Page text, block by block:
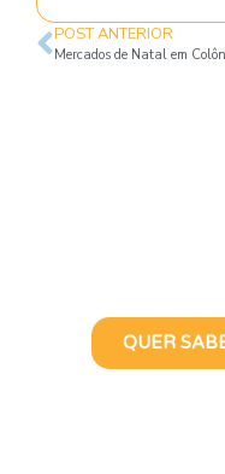
POST ANTERIOR
Mercados de Natal em
QUER